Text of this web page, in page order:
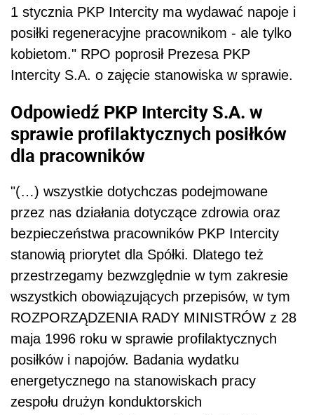
1 stycznia PKP Intercity ma wydawać napoje i
posiłki regeneracyjne pracownikom - ale tylko
kobietom." RPO poprosił Prezesa PKP
Intercity S.A. o zajęcie stanowiska w sprawie.
Odpowiedź PKP Intercity S.A. w
sprawie profilaktycznych posiłków
dla pracowników
"(…) wszystkie dotychczas podejmowane
przez nas działania dotyczące zdrowia oraz
bezpieczeństwa pracowników PKP Intercity
stanowią priorytet dla Spółki. Dlatego też
przestrzegamy bezwzględnie w tym zakresie
wszystkich obowiązujących przepisów, w tym
ROZPORZĄDZENIA RADY MINISTRÓW z 28
maja 1996 roku w sprawie profilaktycznych
posiłków i napojów. Badania wydatku
energetycznego na stanowiskach pracy
zespołu drużyn konduktorskich